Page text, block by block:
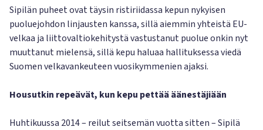
Sipilän puheet ovat täysin ristiriidassa kepun nykyisen
puoluejohdon linjausten kanssa, sillä aiemmin yhteistä EU-
velkaa ja liittovaltiokehitystä vastustanut puolue onkin nyt
muuttanut mielensä, sillä kepu haluaa hallituksessa viedä
Suomen velkavankeuteen vuosikymmenien ajaksi.
Housutkin repeävät, kun kepu pettää äänestäjiään
Huhtikuussa 2014 – reilut seitsemän vuotta sitten – Sipilä